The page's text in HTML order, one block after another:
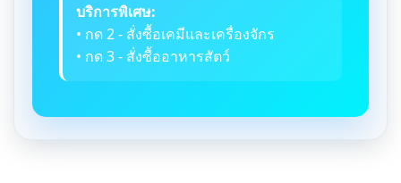
บริการพิเศษ:
• กด 2 - สั่งซื้อเคมีและเครื่องจักร
• กด 3 - สั่งซื้ออาหารสัตว์